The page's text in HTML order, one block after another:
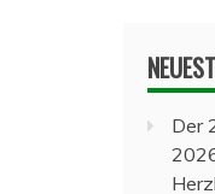
Der